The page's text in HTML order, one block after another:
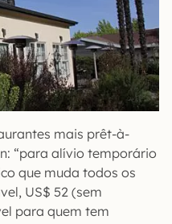
mais prêt-à-
“para alívio temporário
que muda todos os
US$ 52 (sem
para quem tem